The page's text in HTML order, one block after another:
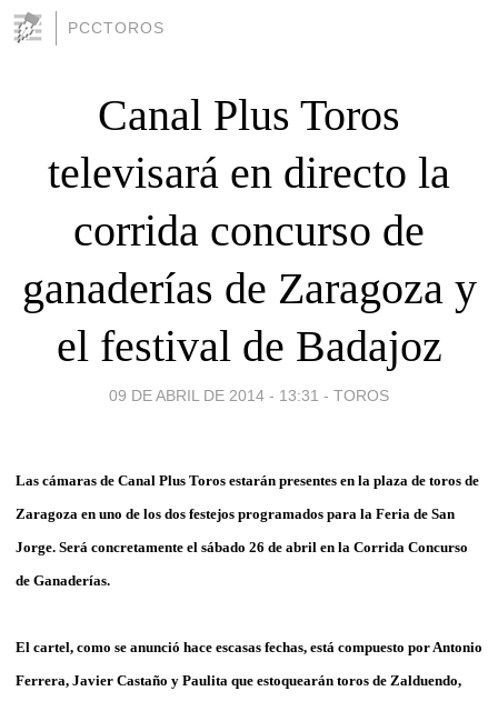
PCCTOROS
Canal Plus Toros
televisará en directo la
corrida concurso de
ganaderías de Zaragoza y
el festival de Badajoz
09 DE ABRIL DE 2014 - 13:31 - TOROS
Las cámaras de Canal Plus Toros estarán presentes en la plaza de toros de
Zaragoza en uno de los dos festejos programados para la Feria de San
Jorge. Será concretamente el sábado 26 de abril en la Corrida Concurso
de Ganaderías.
El cartel, como se anunció hace escasas fechas, está compuesto por Antonio
Ferrera, Javier Castaño y Paulita que estoquearán toros de Zalduendo,